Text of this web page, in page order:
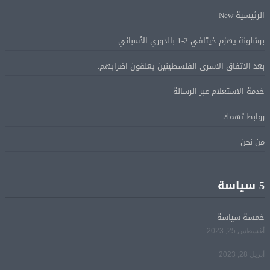
الإسرائيلية بالقدس.. ويطلق تحركا دوليا لوقفها
قاسية
الكامل مع اليونان في مواجهة تداعيات حرائق الغابات
الرئيس السيسى يستقبل ملك البحرين فى مطار العلمين
فى زيارة لتعزيز أواصر الأخوة الراسخة بين البلدين
الشقيقين
مي سليم: سعيدة بالعودة الى الكوميديا
الرئيسية New
برشلونة يهزم خيتافي 2-1 بالدوري الأسباني
بعد الاتفاق الاسرى الفلسطينين يعلقون اضرابهم.
خدمة الاستعلام عبر الرسالة
روابط تهمك
من نحن
5 سياسة
خمسة سياسة
أغسطس 25, 2023
أبريل 28, 2023